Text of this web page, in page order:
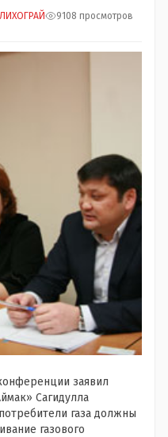
9108 просмотров
заявил
Сагидулла
газа должны
газового